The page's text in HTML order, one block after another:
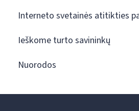
Interneto svetainės atitikties
Ieškome turto savininkų
Nuorodos